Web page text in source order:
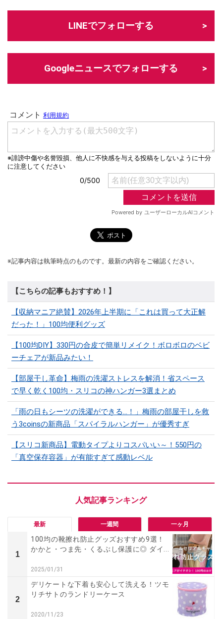
LINEでフォローする
Googleニュースでフォローする
※記事内容は執筆時点のものです。最新の内容をご確認ください。
【こちらの記事もおすすめ！】
【収納マニア絶賛】2026年上半期に「これは買って大正解
だった！」100均便利グッズ
【100均DIY】330円の合皮で簡単リメイク！ボロボロのベビ
ーチェアが新品みたい！
【部屋干し革命】梅雨の洗濯ストレスを解消！省スペース
で早く乾く100均・スリコの神ハンガー3選まとめ
「雨の日もシーツの洗濯ができる…！」梅雨の部屋干しを救
う3coinsの新商品「スパイラルハンガー」が優秀すぎ
【スリコ新商品】電動タイプよりコスパいい～！550円の
「真空保存容器」が有能すぎて感動レベル
最新 一週間 一ヶ月
1
100均の靴擦れ防止グッズおすすめ9選！
かかと・つま先・くるぶし保護に◎ ダイ...
2025/01/31
2
デリケートな下着も安心して洗える！ツモ
リチサトのランドリーケース
2020/11/23